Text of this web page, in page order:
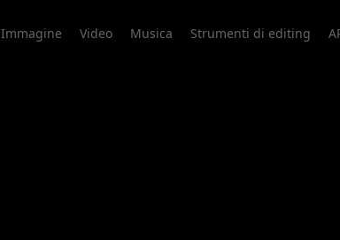
Immagine Video Musica Strumenti di editing